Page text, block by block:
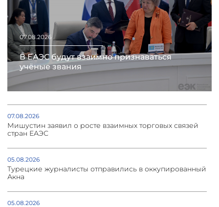
07.08.2026
В ЕАЭС будут взаимно признаваться
учёные звания
07.08.2026
Мишустин заявил о росте взаимных торговых связей
стран ЕАЭС
05.08.2026
Турецкие журналисты отправились в оккупированный
Акна
05.08.2026